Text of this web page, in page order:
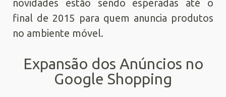
novidades estão sendo esperadas até o
final de 2015 para quem anuncia produtos
no ambiente móvel.
Expansão dos Anúncios no
Google Shopping